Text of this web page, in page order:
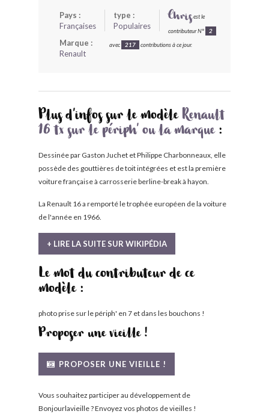
Pays :
Françaises
type :
Populaires
Marque :
Renault
Chrisest le
contributeur N° 2
avec 217 contributions à ce jour.
Plus d'infos sur le modèle Renault
16 tx sur le périph' ou la marque:
Dessinée par Gaston Juchet et Philippe Charbonneaux, elle
possède des gouttières de toit intégrées et est la première
voiture française à carrosserie berline-break à hayon.
La Renault 16 a remporté le trophée européen de la voiture
de l'année en 1966.
+ LIRE LA SUITE SUR WIKIPÉDIA
Le mot du contributeur de ce
modèle :
photo prise sur le périph' en 7 et dans les bouchons !
Proposer une vieille !
PROPOSER UNE VIEILLE !
Vous souhaitez participer au développement de
Bonjourlavieille ? Envoyez vos photos de vieilles !